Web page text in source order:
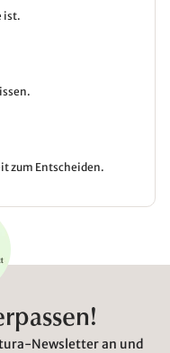
ist.
zum Entscheiden.
Newsletter an und